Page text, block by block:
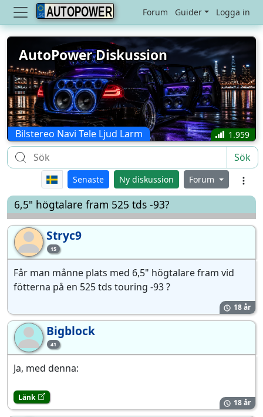
AUTOPOWER Forum Guider Logga in
AutoPower Diskussion
Bilstereo Navi Tele Ljud Larm 1.959
Sök
Senaste Ny diskussion Forum
6,5" högtalare fram 525 tds -93?
St 15
Stryc9
Får man månne plats med 6,5" högtalare fram vid
fötterna på en 525 tds touring -93 ?
18 år
Bi 41
Bigblock
Ja, med denna:
Länk
18 år